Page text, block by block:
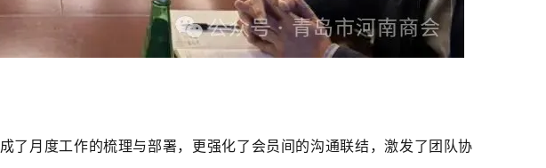
月度工作的梳理与部署，更强化了会员间的沟通联结，激发了团队协